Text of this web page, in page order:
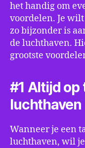
het handig om
voordelen. Je
zo bijzonder is
de luchthaven.
grootste
#1 Altijd op
luchthaven
Wanneer je een
luchthaven, wil